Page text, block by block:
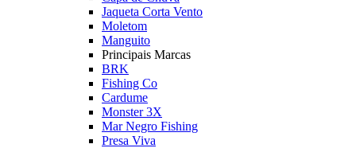
Jaqueta Corta Vento
Moletom
Manguito
Principais Marcas
BRK
Fishing Co
Cardume
Monster 3X
Mar Negro Fishing
Presa Viva